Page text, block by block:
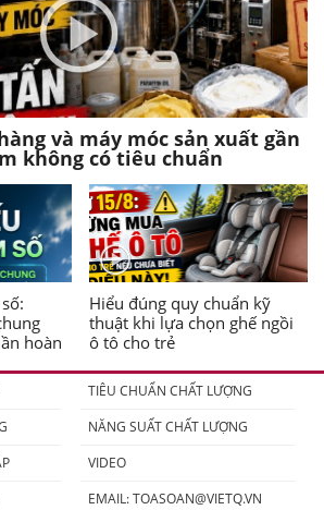
và máy móc sản xuất gần
không có tiêu chuẩn
hoàn
Hiểu đúng quy chuẩn kỹ
thuật khi lựa chọn ghế ngồi
ô tô cho trẻ
TIÊU CHUẨN CHẤT LƯỢNG
NĂNG SUẤT CHẤT LƯỢNG
VIDEO
EMAIL:TOASOAN@VIETQ.VN